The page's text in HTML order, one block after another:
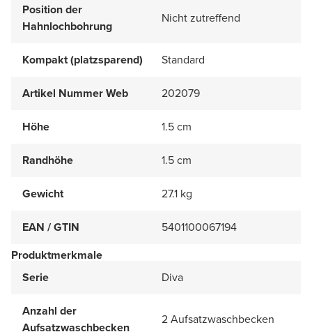
Position der
Hahnlochbohrung
Nicht zutreffend
Kompakt (platzsparend) Standard
Artikel Nummer Web 202079
Höhe 1.5 cm
Randhöhe 1.5 cm
Gewicht 27.1 kg
EAN / GTIN
5401100067194
Produktmerkmale
Serie
Diva
Anzahl der
Aufsatzwaschbecken
2 Aufsatzwaschbecken